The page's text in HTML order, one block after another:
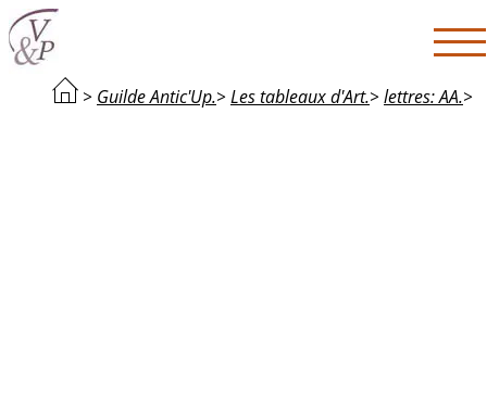
> Guilde Antic'Up.> Les tableaux d'Art.> lettres: AA.>